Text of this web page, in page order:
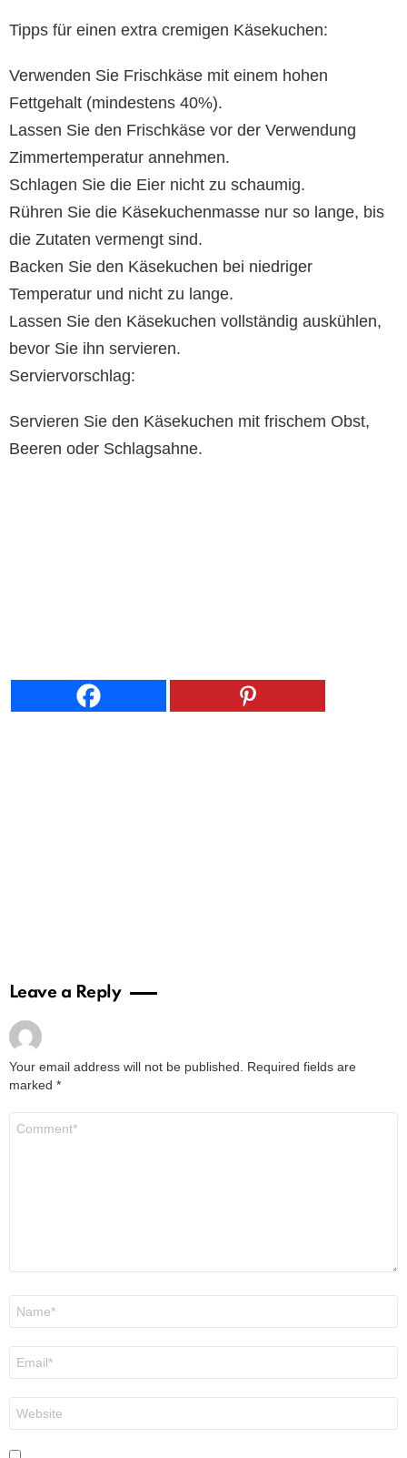
Tipps für einen extra cremigen Käsekuchen:
Verwenden Sie Frischkäse mit einem hohen
Fettgehalt (mindestens 40%).
Lassen Sie den Frischkäse vor der Verwendung
Zimmertemperatur annehmen.
Schlagen Sie die Eier nicht zu schaumig.
Rühren Sie die Käsekuchenmasse nur so lange, bis
die Zutaten vermengt sind.
Backen Sie den Käsekuchen bei niedriger
Temperatur und nicht zu lange.
Lassen Sie den Käsekuchen vollständig auskühlen,
bevor Sie ihn servieren.
Serviervorschlag:
Servieren Sie den Käsekuchen mit frischem Obst,
Beeren oder Schlagsahne.
Leave a Reply
Your email address will not be published.
Required fields are
marked *